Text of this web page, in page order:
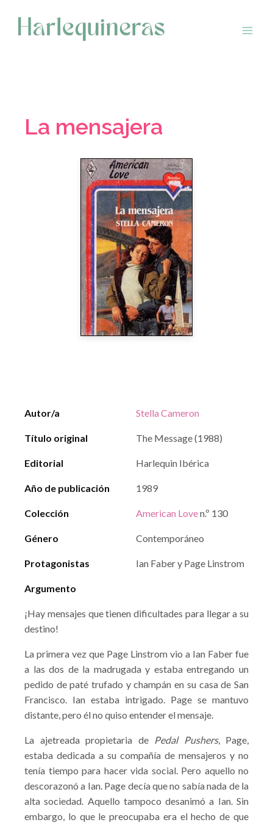
contenido
La mensajera
Autor/a Stella Cameron
Título original The Message (1988)
Editorial Harlequin Ibérica
Año de publicación 1989
Colección American Loven.º 130
Género Contemporáneo
Protagonistas Ian Faber y Page Linstrom
Argumento
¡Hay mensajes que tienen dificultades para llegar a su
destino!
La primera vez que Page Linstrom vio a Ian Faber fue
a las dos de la madrugada y estaba entregando un
pedido de paté trufado y champán en su casa de San
Francisco. Ian estaba intrigado. Page se mantuvo
distante, pero él no quiso entender el mensaje.
La ajetreada propietaria de Pedal Pushers, Page,
estaba dedicada a su compañía de mensajeros y no
tenía tiempo para hacer vida social. Pero aquello no
descorazonó a Ian. Page decía que no sabía nada de la
alta sociedad. Aquello tampoco desanimó a Ian. Sin
embargo, lo que le preocupaba era el hecho de que